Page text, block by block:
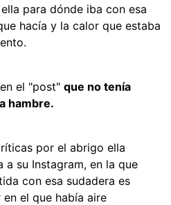
para dónde iba con esa
hacía y la calor que estaba
el "post" que no tenía
hambre.
por el abrigo ella
su Instagram, en la que
con esa sudadera es
el que había aire